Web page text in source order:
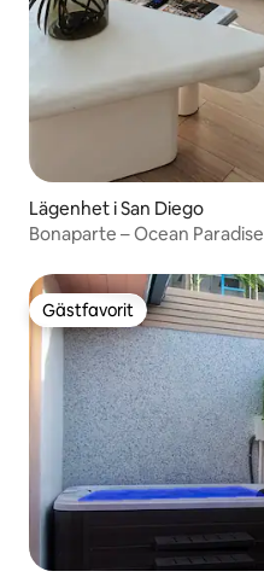
Lägenhet i San Diego
Bonaparte – Ocean Paradise
Gästfavorit
Gästfavorit